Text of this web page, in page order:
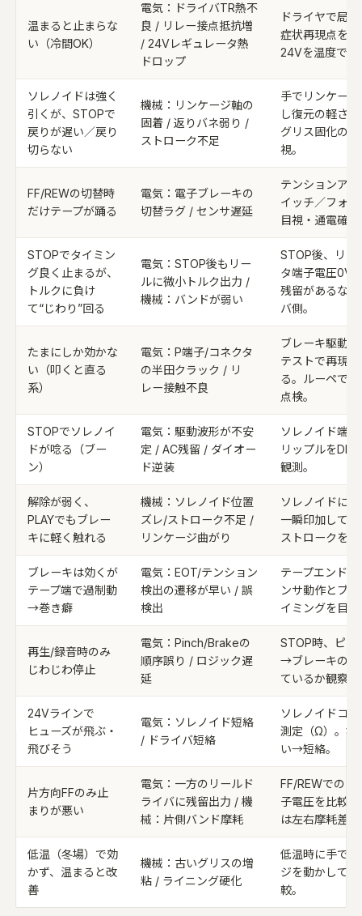
温まると止まらな
い（冷間OK）
電気：ドライバTR熱不
良 / リレー接点抵抗増
/ 24Vレギュレータ熱
ドロップ
ドライヤで局
症状再現点を特
24Vを温度で観
ソレノイドは強く
引くが、STOPで
戻りが遅い／戻り
切らない
機械：リンケージ軸の
固着 / 返りバネ弱り /
ストローク不足
手でリンケー
し復元の軽さ
グリス固化の
視。
FF/REWの切替時
だけテープが踊る
電気：電子ブレーキの
切替ラグ / センサ遅延
テンションアー
イッチ／フォ
目視・通電確認
STOPでタイミン
グ良く止まるが、
トルクに負け
て“じわり”回る
電気：STOP後もリー
ルに微小トルク出力 /
機械：バンドが弱い
STOP後、リー
タ端子電圧0V
残留があるな
バ側。
たまにしか効かな
い（叩くと直る
系）
電気：P端子/コネクタ
の半田クラック / リ
レー接触不良
ブレーキ駆動
テストで再現
る。ルーペで
点検。
STOPでソレノイ
ドが唸る（ブー
ン）
電気：駆動波形が不安
定 / AC残留 / ダイオー
ド逆装
ソレノイド端
リップルを
観測。
解除が弱く、
PLAYでもブレー
キに軽く触れる
機械：ソレノイド位置
ズレ/ストローク不足 /
リンケージ曲がり
ソレノイドに
一瞬印加して、
ストロークを
ブレーキは効くが
テープ端で過制動
→巻き癖
電気：EOT/テンション
検出の遷移が早い / 誤
検出
テープエンド付
ンサ動作とブ
イミングを目視
再生/録音時のみ
じわじわ停止
電気：Pinch/Brakeの
順序誤り / ロジック遅
延
STOP時、ピン
→ブレーキの順
ているか観察。
24Vラインで
ヒューズが飛ぶ・
飛びそう
電気：ソレノイド短絡
/ ドライバ短絡
ソレノイドコ
測定（Ω）。極
い→短絡。
片方向FFのみ止
まりが悪い
電気：一方のリールド
ライバに残留出力 / 機
械：片側バンド摩耗
FF/REWでのリ
子電圧を比較
は左右摩耗差
低温（冬場）で効
かず、温まると改
善
機械：古いグリスの増
粘 / ライニング硬化
低温時に手で
ジを動かして
較。